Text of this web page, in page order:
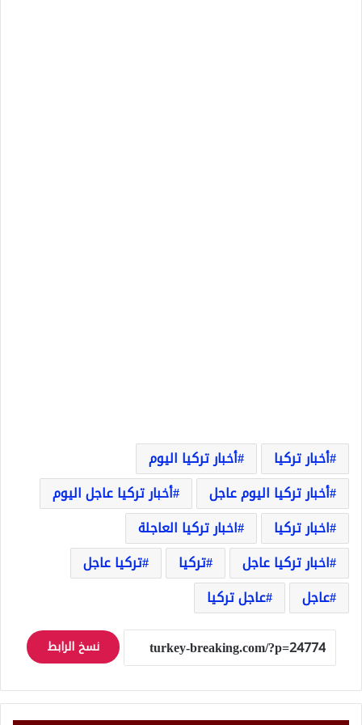
أخبار تركيا
أخبار تركيا اليوم
أخبار تركيا اليوم عاجل
أخبار تركيا عاجل اليوم
اخبار تركيا
اخبار تركيا العاجلة
اخبار تركيا عاجل
تركيا
تركيا عاجل
عاجل
عاجل تركيا
نسخ الرابط